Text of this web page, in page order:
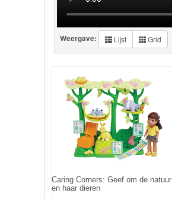
Weergave: Lijst Grid
Caring Corners: Geef om de natuur
en haar dieren